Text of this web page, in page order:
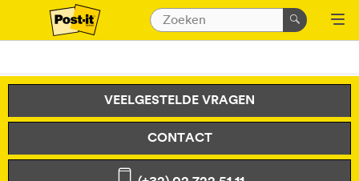
VEELGESTELDE VRAGEN
CONTACT